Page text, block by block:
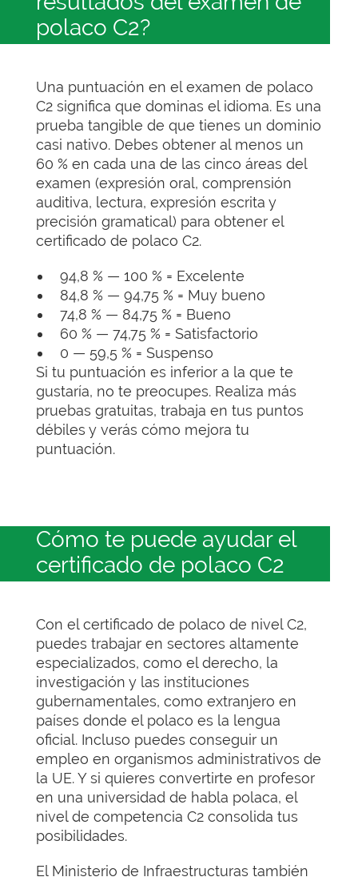
polaco C2?
Una puntuación en el examen de polaco
C2 significa que dominas el idioma. Es una
prueba tangible de que tienes un dominio
casi nativo. Debes obtener al menos un
60 % en cada una de las cinco áreas del
examen (expresión oral, comprensión
auditiva, lectura, expresión escrita y
precisión gramatical) para obtener el
certificado de polaco C2.
94,8 % — 100 % = Excelente
84,8 % — 94,75 % = Muy bueno
74,8 % — 84,75 % = Bueno
60 % — 74,75 % = Satisfactorio
0 — 59,5 % = Suspenso
Si tu puntuación es inferior a la que te
gustaría, no te preocupes. Realiza más
pruebas gratuitas, trabaja en tus puntos
débiles y verás cómo mejora tu
puntuación.
Cómo te puede ayudar el
certificado de polaco C2
Con el certificado de polaco de nivel C2,
puedes trabajar en sectores altamente
especializados, como el derecho, la
investigación y las instituciones
gubernamentales, como extranjero en
países donde el polaco es la lengua
oficial. Incluso puedes conseguir un
empleo en organismos administrativos de
la UE. Y si quieres convertirte en profesor
en una universidad de habla polaca, el
nivel de competencia C2 consolida tus
posibilidades.
El Ministerio de Infraestructuras también